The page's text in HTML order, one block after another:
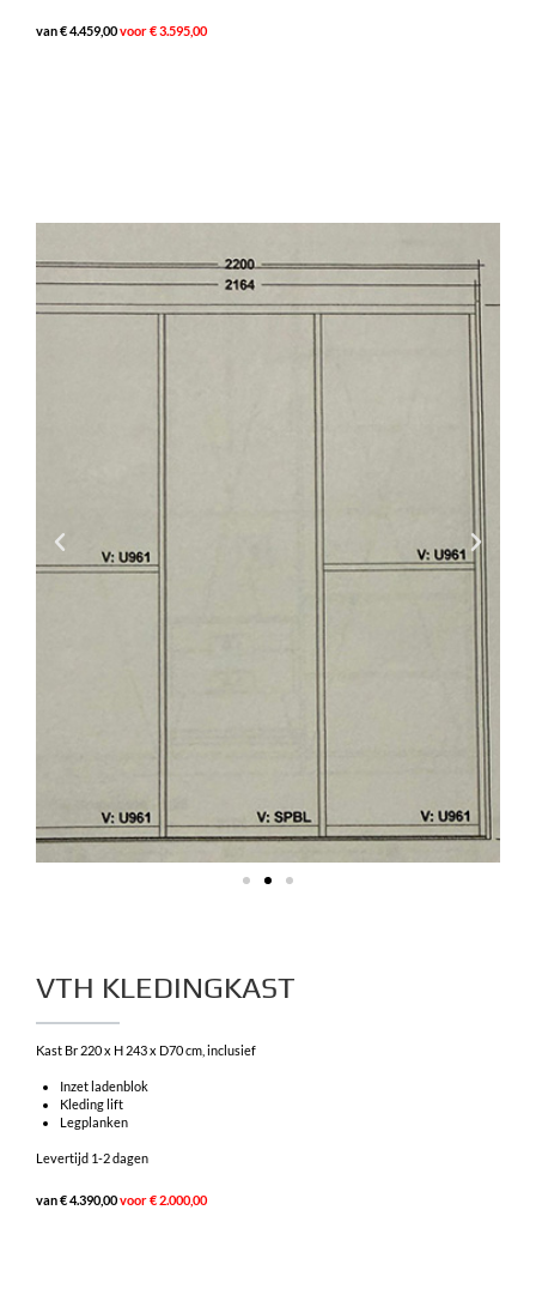
van € 4.459,00voor € 3.595,00
VTH KLEDINGKAST
Kast Br 220 x H 243 x D70 cm, inclusief
Inzet ladenblok
Kleding lift
Legplanken
Levertijd 1-2 dagen
van € 4.390,00voor € 2.000,00